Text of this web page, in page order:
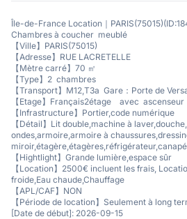
Île-de-France Location｜
Chambres à coucher meublé
【Ville】PARIS(75015)
【Adresse】RUE LACRETELLE
【Mètre carré】70 ㎡
【Type】2 chambres
【Transport】M12,T3a Gare：Porte de
【Etage】Français2étage avec ascenseur
【Infrastructure】Portier,code numérique
【Détail】Lit double,machine à
ondes,armoire,armoire à
【Hightlight】Grande lumière,espace sûr
【Location】2500€ incluent les frais,
froide,Eau chaude,Chauffage
【APL/CAF】NON
【Période de location】Seulement à long
[Date de début]: 2026-09-15